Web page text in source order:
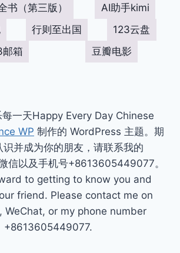
书（第三版）
AI助手kimi
行则至出国
123云盘
邮箱
豆瓣电影
一天Happy Every Day Chinese
WP 制作的 WordPress 主题。期
识并成为你的朋友，请联系我的
信以及手机号+8613605449077。
to getting to know you and
friend. Please contact me on
WeChat, or my phone number
+8613605449077.